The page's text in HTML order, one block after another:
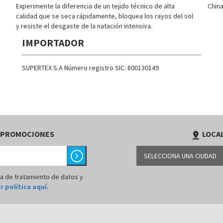
Experimente la diferencia de un tejido técnico de alta
calidad que se seca rápidamente, bloquea los rayos del sol
y resiste el desgaste de la natación intensiva.
China
IMPORTADOR
SUPERTEX S.A Número registro SIC: 800130149
chevron_right
de tratamiento de datos y
política aquí.
pin_drop
SELECCIONA UNA CIUDAD